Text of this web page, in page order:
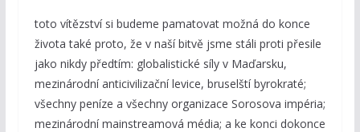
toto vítězství si budeme pamatovat možná do konce
života také proto, že v naší bitvě jsme stáli proti přesile
jako nikdy předtím: globalistické síly v Maďarsku,
mezinárodní anticivilizační levice, bruselští byrokraté;
všechny peníze a všechny organizace Sorosova impéria;
mezinárodní mainstreamová média; a ke konci dokonce